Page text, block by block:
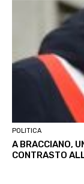
POLITICA
A BRACCIANO,
CONTRASTO